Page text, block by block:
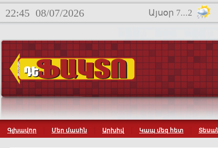
22:45 08/07/2026 Այսօր 7...2
Գլխավոր Մեր մասին Արխիվ Կապ մեզ հետ